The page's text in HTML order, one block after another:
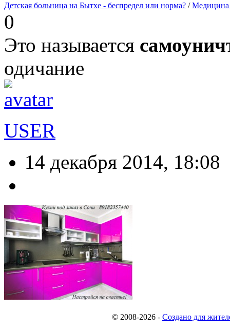
Детская больница на Бытхе - беспредел или норма? /
0
Это называется
одичание
USER
14 декабря 2014, 18:08
© 2008-2026 - Создано для